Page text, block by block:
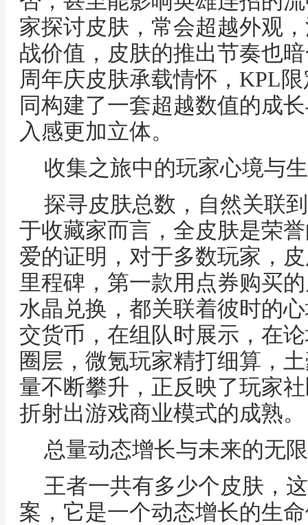
家探讨皮肤，常会超越外观
战价值，皮肤的推出节奏也
周年庆皮肤承载情怀，KPL
同构建了一套超越数值的成
入感更加立体。
收集之旅中的玩家心境与
探寻皮肤总数，自然关联
于收藏家而言，全皮肤是荣
爱的证明，对于多数玩家，
里程碑，第一款用点券购买
水晶兑换，都关联着彼时的
交货币，在组队时展示，在
圈层，微氪玩家精打细算，
量不断攀升，正反映了玩家
折射出游戏商业模式的成熟。
总量动态增长与未来的无
王者一共有多少个皮肤，
案，它是一个动态增长的生